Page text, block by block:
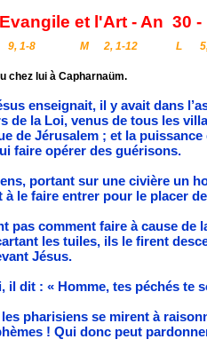
et l'Art - An 30
9, 1-8 M 2, 1-12 L
chez lui à Capharnaüm.
enseignait, il y avait dans
de la Loi, venus de tous les
de Jérusalem ; et la
faire opérer des guérisons.
portant sur une civière un
à le faire entrer pour le placer
pas comment faire à cause de
les tuiles, ils le firent
Jésus.
il dit : « Homme, tes péchés te
pharisiens se mirent à
! Qui donc peut